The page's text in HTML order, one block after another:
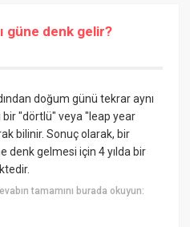
güne denk gelir?
doğum günü tekrar aynı
bir "dörtlü" veya "leap year
bilinir. Sonuç olarak, bir
denk gelmesi için 4 yılda bir
tamamını burada okuyun: